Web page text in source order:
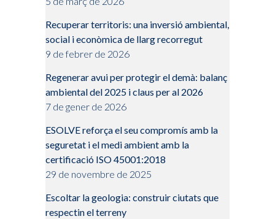
Recuperar territoris: una inversió ambiental,
social i econòmica de llarg recorregut
9 de febrer de 2026
Regenerar avui per protegir el demà: balanç
ambiental del 2025 i claus per al 2026
7 de gener de 2026
ESOLVE reforça el seu compromís amb la
seguretat i el medi ambient amb la
certificació ISO 45001:2018
29 de novembre de 2025
Escoltar la geologia: construir ciutats que
respectin el terreny